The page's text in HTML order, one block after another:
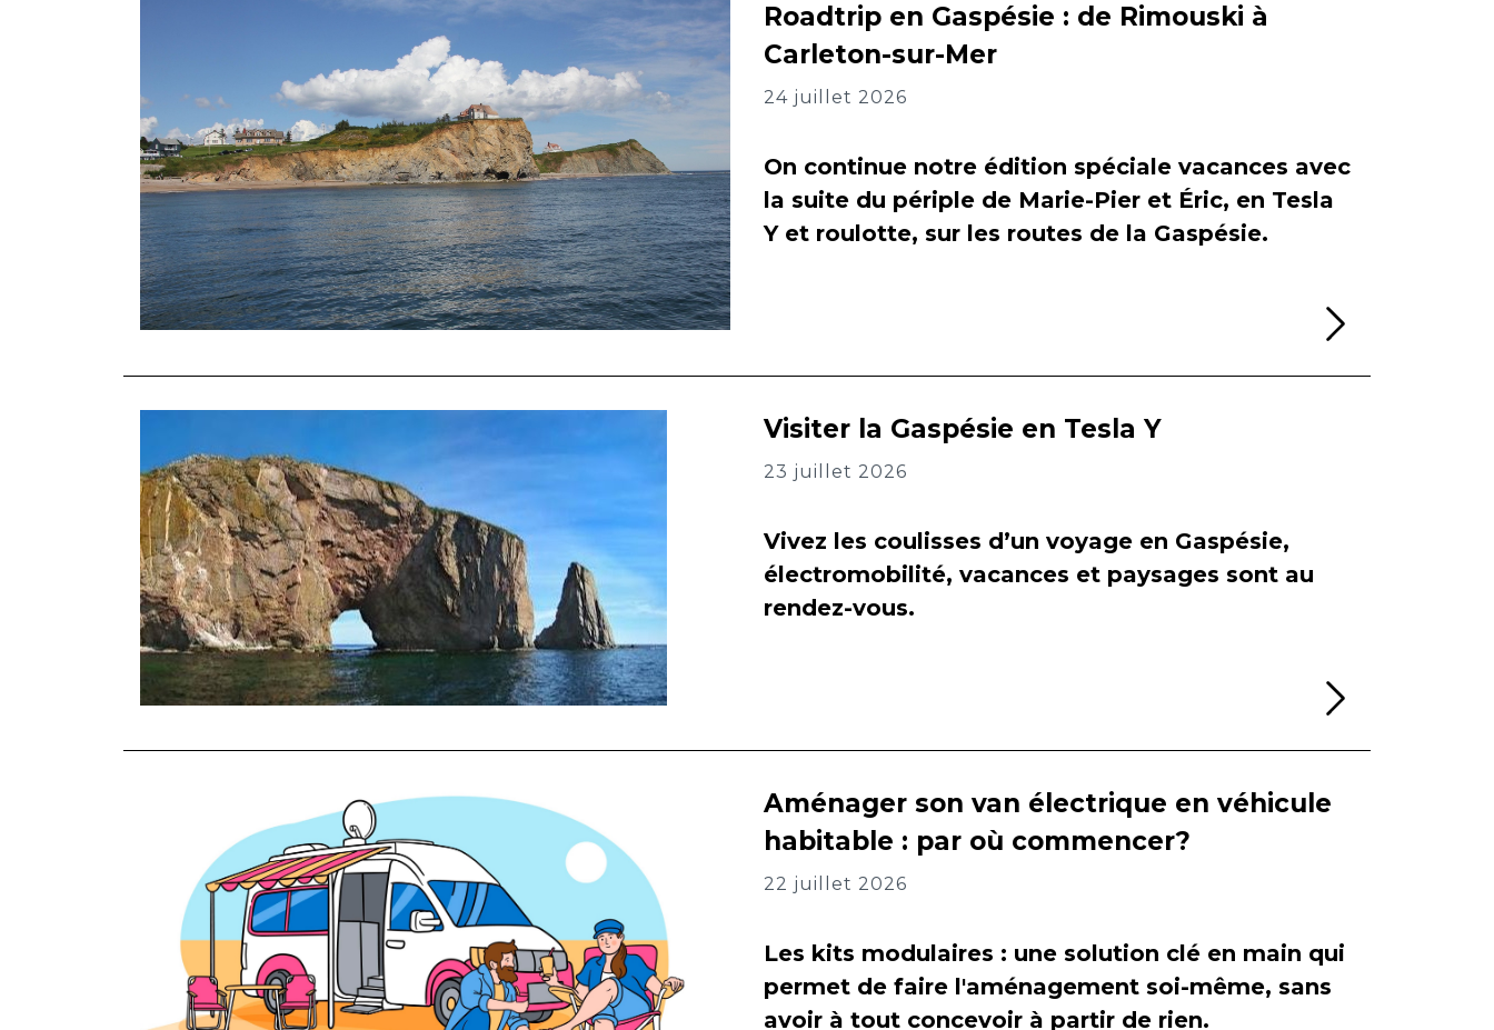
Roadtrip en Gaspésie : de Rimouski à
Carleton-sur-Mer
24 juillet 2026
On continue notre édition spéciale vacances avec
la suite du périple de Marie-Pier et Éric, en Tesla
Y et roulotte, sur les routes de la Gaspésie.
Visiter la Gaspésie en Tesla Y
23 juillet 2026
Vivez les coulisses d’un voyage en Gaspésie,
électromobilité, vacances et paysages sont au
rendez-vous.
Aménager son van électrique en véhicule
habitable : par où commencer?
22 juillet 2026
Les kits modulaires : une solution clé en main qui
permet de faire l'aménagement soi-même, sans
avoir à tout concevoir à partir de rien.